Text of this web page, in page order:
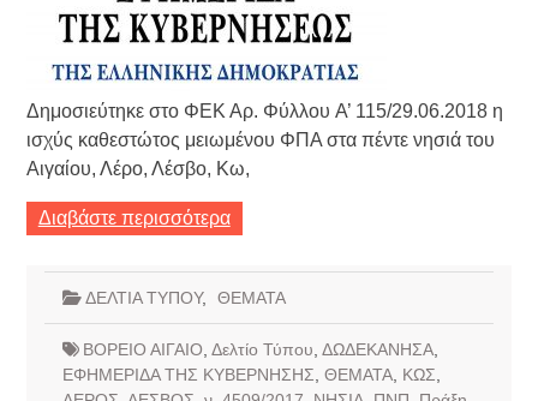
Δημοσιεύτηκε στο ΦΕΚ Αρ. Φύλλου A’ 115/29.06.2018 η
ισχύς καθεστώτος μειωμένου ΦΠΑ στα πέντε νησιά του
Αιγαίου, Λέρο, Λέσβο, Κω,
Διαβάστε περισσότερα
ΔΕΛΤΙΑ ΤΥΠΟΥ, ΘΕΜΑΤΑ
ΒΟΡΕΙΟ ΑΙΓΑΙΟ Δελτίο Τύπου ΔΩΔΕΚΑΝΗΣΑ,
ΕΦΗΜΕΡΙΔΑ ΤΗΣ ΚΥΒΕΡΝΗΣΗΣ ΘΕΜΑΤΑ, ΚΩΣ